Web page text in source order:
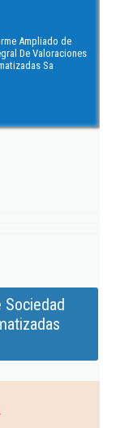
Ampliado de
De Valoraciones
Sa